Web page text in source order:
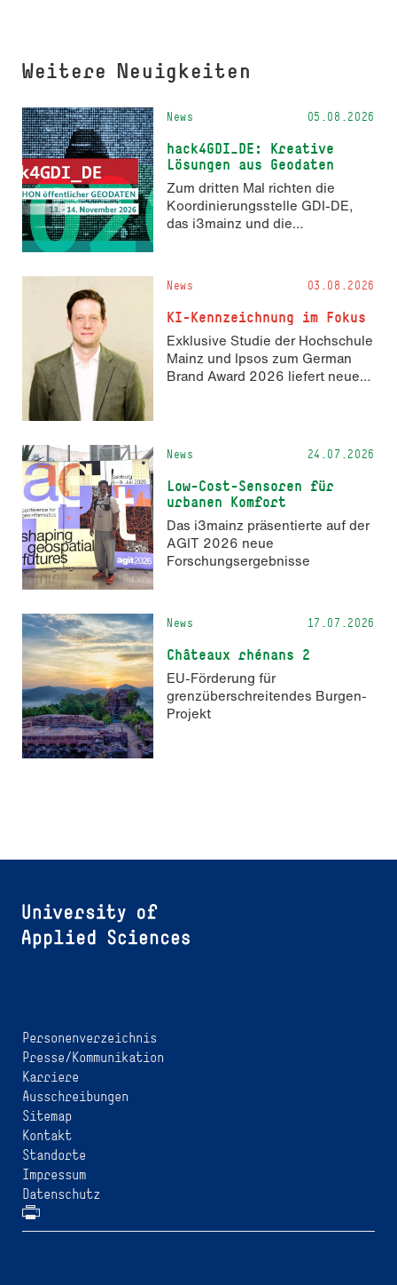
Weitere Neuigkeiten
News 05.08.2026
hack4GDI_DE: Kreative
Lösungen aus Geodaten
Zum dritten Mal richten die
Koordinierungsstelle GDI-DE,
das i3mainz und die
und 14. November 2026 den
Hackathon hack4GDI_DE an der
Hochschule Mainz aus. Die
Anmeldung ist geöffnet und bis
zum 2. Oktober 2026 möglich.
News 03.08.2026
KI-Kennzeichnung im Fokus
Exklusive Studie der Hochschule
Mainz und Ipsos zum German
Brand Award 2026 liefert neue
News 24.07.2026
Low-Cost-Sensoren für
urbanen Komfort
Das i3mainz präsentierte auf der
AGIT 2026 neue
Forschungsergebnisse
News 17.07.2026
Châteaux rhénans 2
EU-Förderung für
grenzüberschreitendes Burgen-
Projekt
Personenverzeichnis
Presse/Kommunikation
Karriere
Ausschreibungen
Sitemap
Kontakt
Standorte
Impressum
Datenschutz